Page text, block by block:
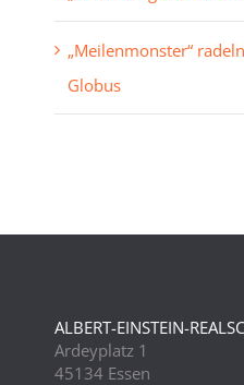
„Meilenmonster“
Globus
ALBERT-EINSTEIN-
Ardeyplatz 1
45134 Essen